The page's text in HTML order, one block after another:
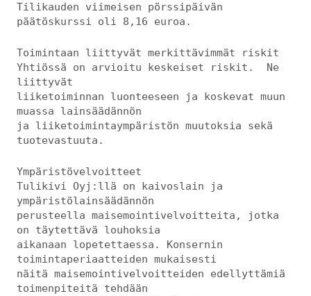
Tilikauden viimeisen pörssipäivän
päätöskurssi oli 8,16 euroa.
Toimintaan liittyvät merkittävimmät riskit
Yhtiössä on arvioitu keskeiset riskit. Ne
liittyvät
liiketoiminnan luonteeseen ja koskevat muun
muassa lainsäädännön
ja liiketoimintaympäristön muutoksia sekä
tuotevastuuta.
Ympäristövelvoitteet
Tulikivi Oyj:llä on kaivoslain ja
ympäristölainsäädännön
perusteella maisemointivelvoitteita, jotka
on täytettävä louhoksia
aikanaan lopetettaessa. Konsernin
toimintaperiaatteiden mukaisesti
näitä maisemointivelvoitteiden edellyttämiä
toimenpiteitä tehdään